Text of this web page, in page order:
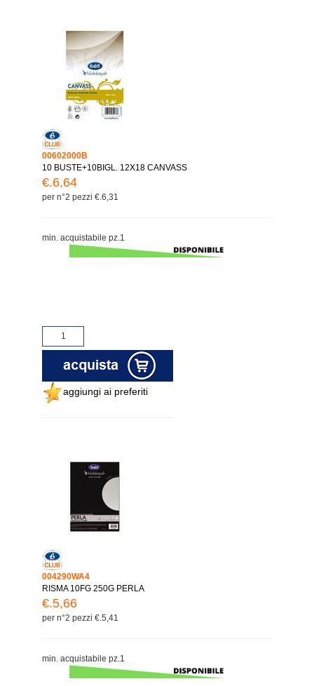
00602000B
10 BUSTE+10BIGL. 12X18 CANVASS
€.6,64
per n°2 pezzi €.6,31
min. acquistabile pz.1
aggiungi ai preferiti
004290WA4
RISMA 10FG 250G PERLA
€.5,66
per n°2 pezzi €.5,41
min. acquistabile pz.1